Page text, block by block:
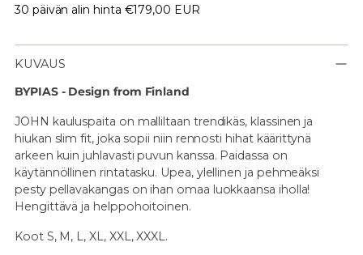
30 päivän alin hinta €179,00 EUR
KUVAUS
BYPIAS - Design from Finland
JOHN kauluspaita on malliltaan trendikäs, klassinen ja
hiukan slim fit, joka sopii niin rennosti hihat käärittynä
arkeen kuin juhlavasti puvun kanssa. Paidassa on
käytännöllinen rintatasku. Upea, ylellinen ja pehmeäksi
pesty pellavakangas on ihan omaa luokkaansa iholla!
Hengittävä ja helppohoitoinen.
Koot S, M, L, XL, XXL, XXXL.